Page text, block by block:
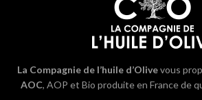
La Compagnie de l’huile d’Olivevous
AOC, AOP et Bio produite en France de